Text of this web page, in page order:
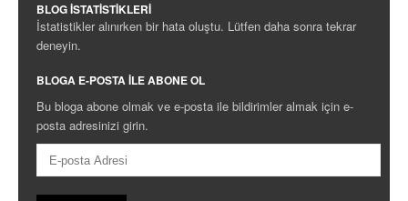
BLOG İSTATISTIKLERI
İstatistikler alınırken bir hata oluştu. Lütfen daha sonra tekrar
deneyin.
BLOGA E-POSTA ILE ABONE OL
Bu bloga abone olmak ve e-posta ile bildirimler almak için e-
posta adresinizi girin.
E-
posta
Adresi